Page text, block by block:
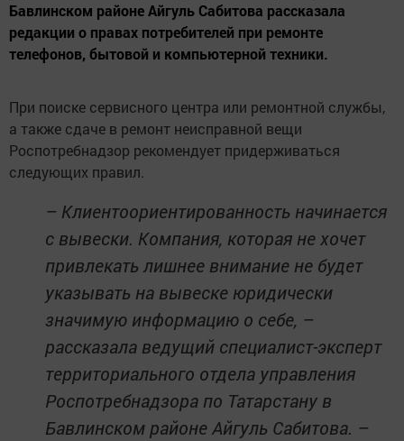
Бавлинском районе Айгуль Сабитова рассказала
редакции о правах потребителей при ремонте
телефонов, бытовой и компьютерной техники.
При поиске сервисного центра или ремонтной службы,
а также сдаче в ремонт неисправной вещи
Роспотребнадзор рекомендует придерживаться
следующих правил.
– Клиентоориентированность начинается
с вывески. Компания, которая не хочет
привлекать лишнее внимание не будет
указывать на вывеске юридически
значимую информацию о себе, –
рассказала ведущий специалист-эксперт
территориального отдела управления
Роспотребнадзора по Татарстану в
Бавлинском районе Айгуль Сабитова. –